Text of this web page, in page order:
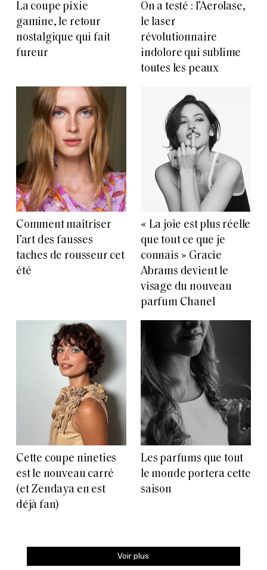
La coupe pixie
gamine, le retour
nostalgique qui fait
fureur
On a testé : l’Aerolase,
le laser
révolutionnaire
indolore qui sublime
toutes les peaux
Comment maîtriser
l’art des fausses
taches de rousseur cet
été
« La joie est plus réelle
que tout ce que je
connais » Gracie
Abrams devient le
visage du nouveau
parfum Chanel
Cette coupe nineties
est le nouveau carré
(et Zendaya en est
déjà fan)
Les parfums que tout
le monde portera cette
saison
Voir plus